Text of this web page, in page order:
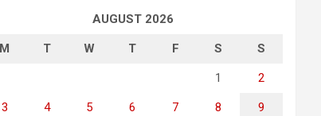
AUGUST 2026
M T W T F S S
1 2
3 4 5 6 7 8 9